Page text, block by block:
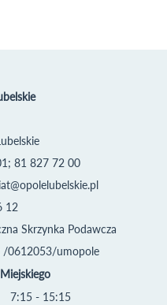
81 827 72 00
12
Skrzynka Podawcza
/0612053/umopole
7:15 - 15:15